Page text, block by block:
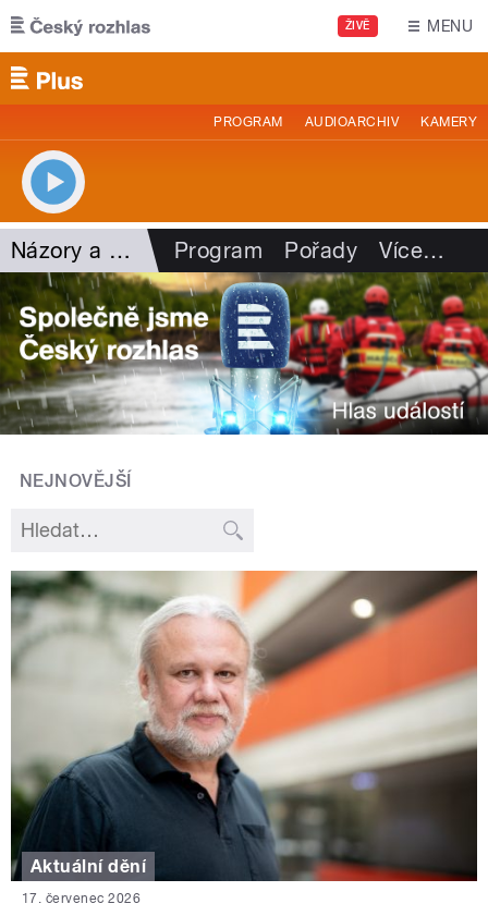
Přejít k hlavnímu obsahu
ŽIVĚ MENU
PROGRAM AUDIOARCHIV KAMERY
Názory a argumenty Program Pořady Více…
NEJNOVĚJŠÍ
Aktuální dění
17. červenec 2026